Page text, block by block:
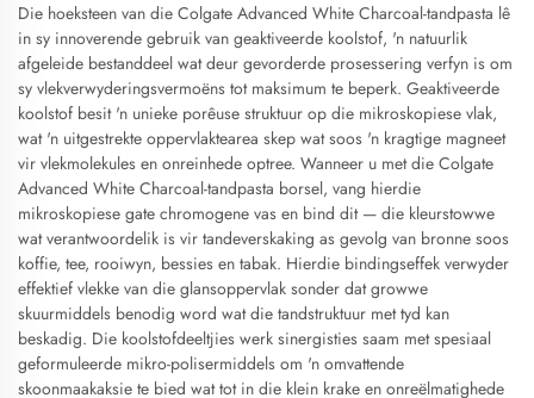
Die hoeksteen van die Colgate Advanced White Charcoal-tandpasta lê
in sy innoverende gebruik van geaktiveerde koolstof, 'n natuurlik
afgeleide bestanddeel wat deur gevorderde prosessering verfyn is om
sy vlekverwyderingsvermoëns tot maksimum te beperk. Geaktiveerde
koolstof besit 'n unieke porêuse struktuur op die mikroskopiese vlak,
wat 'n uitgestrekte oppervlaktearea skep wat soos 'n kragtige magneet
vir vlekmolekules en onreinhede optree. Wanneer u met die Colgate
Advanced White Charcoal-tandpasta borsel, vang hierdie
mikroskopiese gate chromogene vas en bind dit — die kleurstowwe
wat verantwoordelik is vir tandeverskaking as gevolg van bronne soos
koffie, tee, rooiwyn, bessies en tabak. Hierdie bindingseffek verwyder
effektief vlekke van die glansoppervlak sonder dat growwe
skuurmiddels benodig word wat die tandstruktuur met tyd kan
beskadig. Die koolstofdeeltjies werk sinergisties saam met spesiaal
geformuleerde mikro-polisermiddels om 'n omvattende
skoonmaakaksie te bied wat tot in die klein krake en onreëlmatighede